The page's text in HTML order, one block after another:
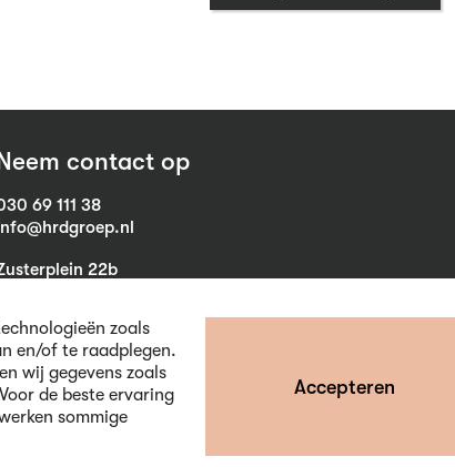
zoals
en/of te raadplegen.
wij gegevens zoals
de beste ervaring
sommige
Accepteren
contact op
69 111 38
22b